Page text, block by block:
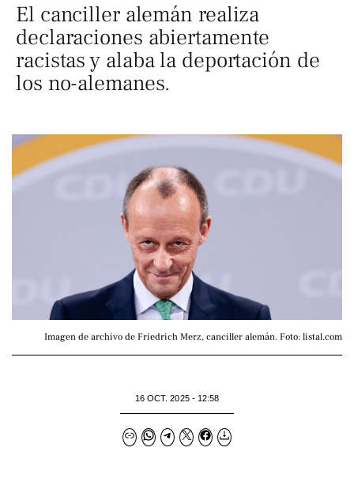
El canciller alemán realiza
declaraciones abiertamente
racistas y alaba la deportación de
los no-alemanes.
Imagen de archivo de Friedrich Merz, canciller alemán. Foto: listal.com
16 OCT. 2025 - 12:58